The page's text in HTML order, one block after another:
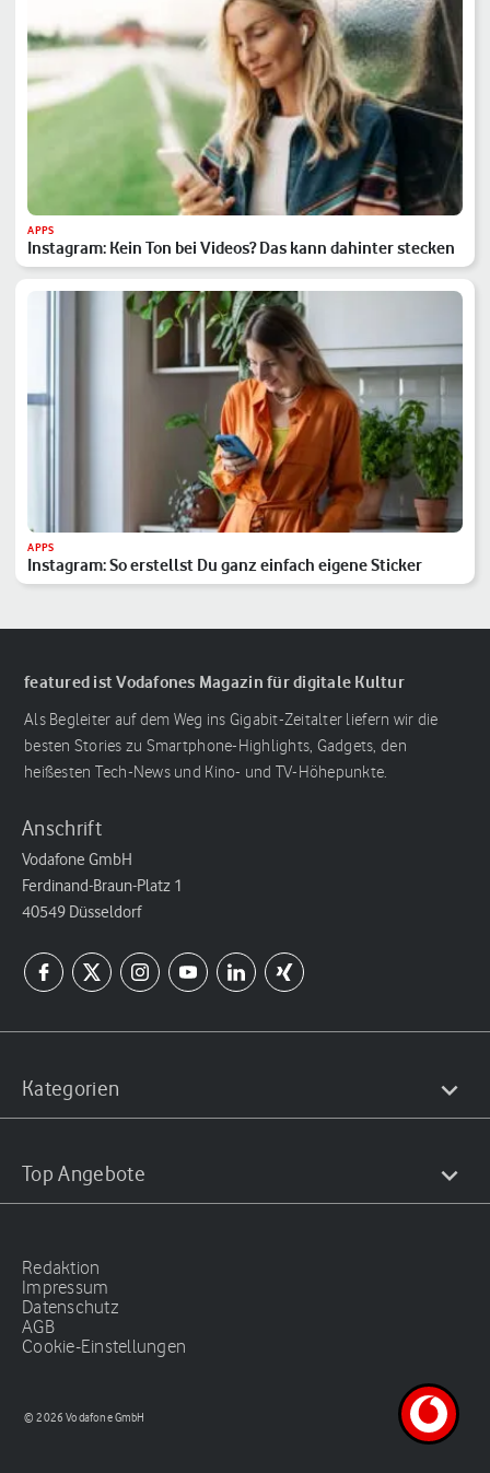
APPS
Instagram: Kein Ton bei Videos? Das kann dahinter stecken
APPS
Instagram: So erstellst Du ganz einfach eigene Sticker
featured ist Vodafones Magazin für digitale Kultur
Als Begleiter auf dem Weg ins Gigabit-Zeitalter liefern wir die
besten Stories zu Smartphone-Highlights, Gadgets, den
heißesten Tech-News und Kino- und TV-Höhepunkte.
Anschrift
Vodafone GmbH
Ferdinand-Braun-Platz 1
40549 Düsseldorf
Kategorien
Top Angebote
Redaktion
Impressum
Datenschutz
AGB
Cookie-Einstellungen
© 2026 Vodafone GmbH